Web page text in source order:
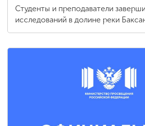
Студенты и преподаватели
исследований в долине реки